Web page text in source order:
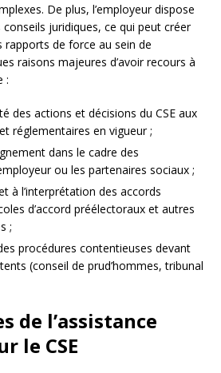
De plus, l’employeur dispose
juridiques, ce qui peut créer
rapports de force au sein de
raisons majeures d’avoir recours à
:
des actions et décisions du CSE aux
réglementaires en vigueur ;
dans le cadre des
ou les partenaires sociaux ;
à l’interprétation des accords
d’accord préélectoraux et autres
;
procédures contentieuses devant
(conseil de prud’hommes, tribunal
de l’assistance
le CSE